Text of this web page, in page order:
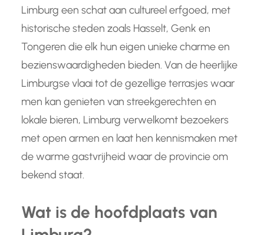
Limburg een schat aan cultureel erfgoed, met
historische steden zoals Hasselt, Genk en
Tongeren die elk hun eigen unieke charme en
bezienswaardigheden bieden. Van de heerlijke
Limburgse vlaai tot de gezellige terrasjes waar
men kan genieten van streekgerechten en
lokale bieren, Limburg verwelkomt bezoekers
met open armen en laat hen kennismaken met
de warme gastvrijheid waar de provincie om
bekend staat.
Wat is de hoofdplaats van